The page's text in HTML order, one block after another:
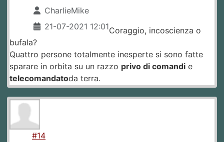
CharlieMike
21-07-2021 12:01Coraggio, incoscienza o
bufala?
Quattro persone totalmente inesperte si sono fatte
sparare in orbita su un razzo privo di comandi e
telecomandatoda terra.
#14